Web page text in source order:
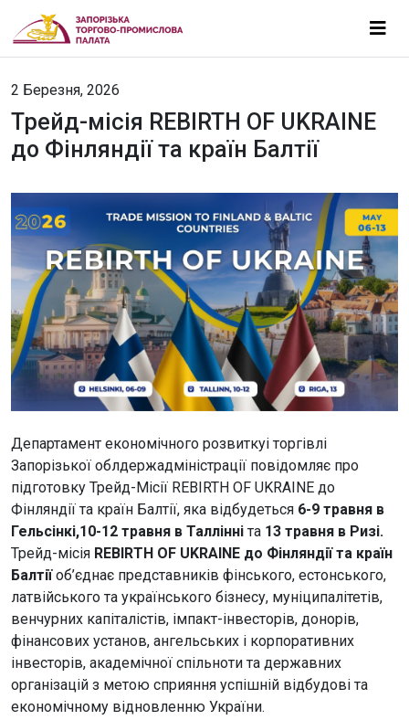
2 Березня, 2026
Трейд-місія REBIRTH OF UKRAINE
до Фінляндії та країн Балтії
Департамент економічного розвиткуі торгівлі
Запорізької облдержадміністрації повідомляє про
підготовку Трейд-Місії REBIRTH OF UKRAINE до
Фінляндії та країн Балтії, яка відбудеться 6-9 травня в
Гельсінкі,10-12 травня в Таллінні та 13 травня в Ризі.
Трейд-місія REBIRTH OF UKRAINE до Фінляндії та країн
Балтіїоб’єднає представників фінського, естонського,
латвійського та українського бізнесу, муніципалітетів,
венчурних капіталістів, імпакт-інвесторів, донорів,
фінансових установ, ангельських і корпоративних
інвесторів, академічної спільноти та державних
організацій з метою сприяння успішній відбудові та
економічному відновленню України.